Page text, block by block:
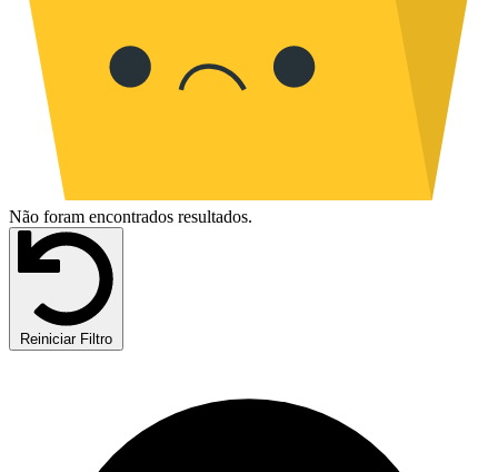
Não foram encontrados resultados.
Reiniciar Filtro